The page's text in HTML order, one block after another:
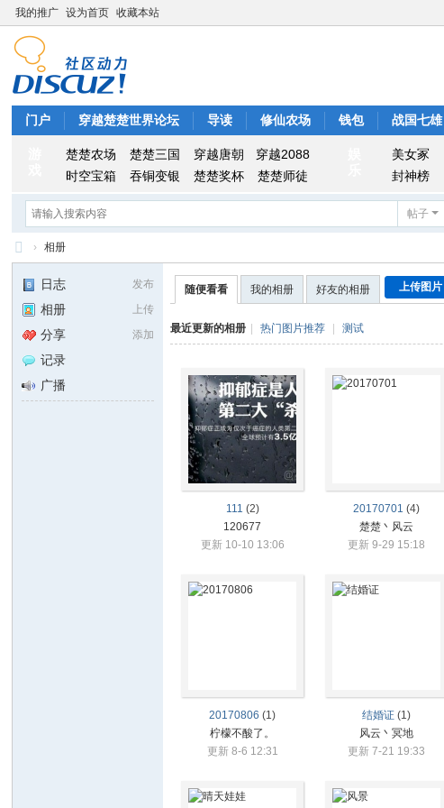
我的推广 设为首页 收藏本站
门户 穿越楚楚世界论坛 导读 修仙农场 钱包 战国七雄
楚楚农场 楚楚三国 穿越唐朝
穿越2088
时空宝箱
吞铜变银 楚楚奖杯 楚楚师徒
美女冢
封神榜
帖子
越
楚
界
› 相册
发布
日志
上传
相册
添加
分享
记录
广播
随便看看 我的相册 好友的相册 上传图片
最近更新的相册 热门图片推荐 测试
111 (2)
120677
更新 10-10 13:06
20170701 (4)
楚楚丶风云
更新 9-29 15:18
20170806 (1)
柠檬不酸了。
更新 8-6 12:31
结婚证 (1)
风云丶冥地
更新 7-21 19:33